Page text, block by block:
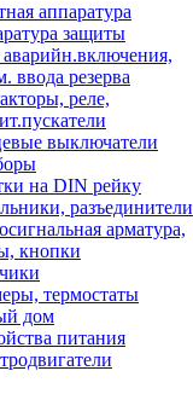
аппаратура
защиты
ввода резерва
реле,
выключатели
на DIN рейку
разъединители
арматура,
кнопки
термостаты
дом
питания